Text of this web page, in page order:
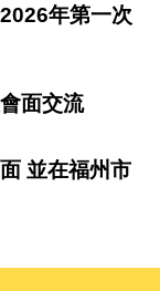
年第一次
面交流
並在福州市